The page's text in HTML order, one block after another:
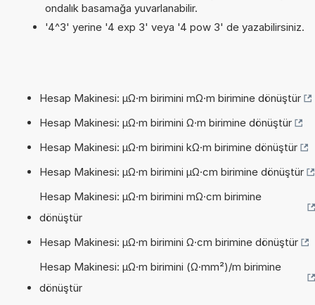
ondalık basamağa yuvarlanabilir.
'4^3' yerine '4 exp 3' veya '4 pow 3' de yazabilirsiniz.
Hesap Makinesi: µΩ·m birimini mΩ·m birimine dönüştür
Hesap Makinesi: µΩ·m birimini Ω·m birimine dönüştür
Hesap Makinesi: µΩ·m birimini kΩ·m birimine dönüştür
Hesap Makinesi: µΩ·m birimini µΩ·cm birimine dönüştür
Hesap Makinesi: µΩ·m birimini mΩ·cm birimine
dönüştür
Hesap Makinesi: µΩ·m birimini Ω·cm birimine dönüştür
Hesap Makinesi: µΩ·m birimini (Ω·mm²)/m birimine
dönüştür